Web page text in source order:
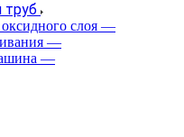
труб
слоя —
—
—